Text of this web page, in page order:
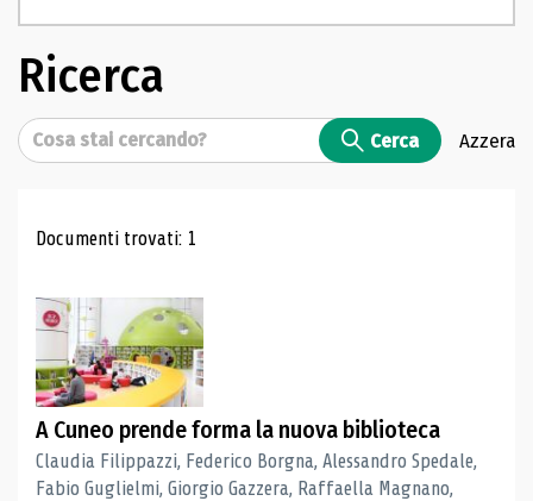
Ricerca
Cerca Cerca Azzera
Risultati di ricerca
Documenti trovati: 1
A Cuneo prende forma la nuova biblioteca
Claudia Filippazzi, Federico Borgna, Alessandro Spedale,
Fabio Guglielmi, Giorgio Gazzera, Raffaella Magnano,